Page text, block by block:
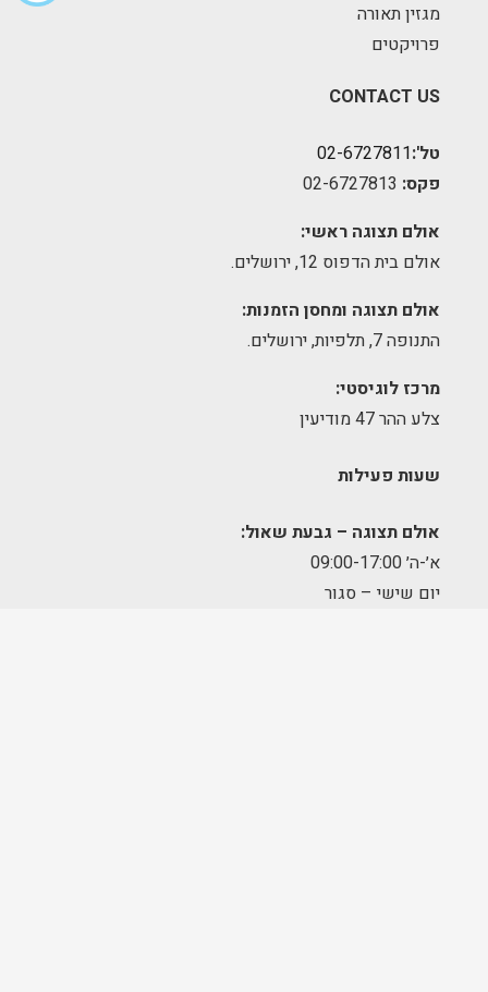
מגזין תאורה
פרויקטים
CONTACT US
טל':02-6727811
פקס:
אולם תצוגה ראשי:
אולם בית הדפוס 12, ירושלים.
אולם תצוגה ומחסן הזמנות:
התנופה 7, תלפיות, ירושלים.
מרכז לוגיסטי:
צלע ההר 47 מודיעין
שעות פעילות
אולם תצוגה – גבעת שאול:
א׳-ה׳ 09:00-17:00
יום שישי – סגור